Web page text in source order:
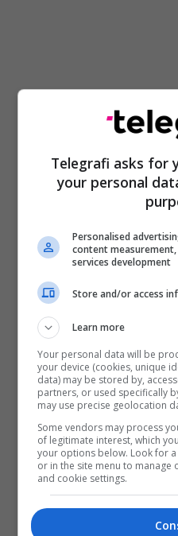
Telegrafi asks for
your personal
Personalised
content
services development
Store and/or access
Learn more
Your personal data will be
your device (cookies, unique
data) may be stored by,
partners, or used specifically
may use precise geolocation
Some vendors may process
of legitimate interest, which
your options below. Look for
or in the site menu to manage
and cookie settings.